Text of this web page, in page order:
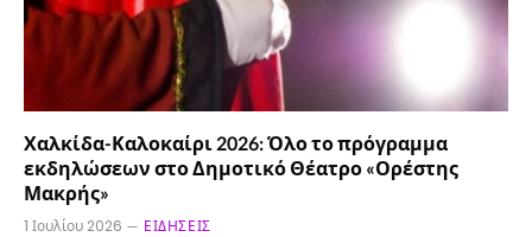
Χαλκίδα-Καλοκαίρι 2026: Όλο το πρόγραμμα
εκδηλώσεων στο Δημοτικό Θέατρο «Ορέστης
Μακρής»
1 Ιουλίου 2026 ΕΙΔΉΣΕΙΣ